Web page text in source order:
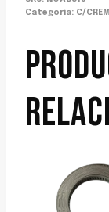
Categoría: C/